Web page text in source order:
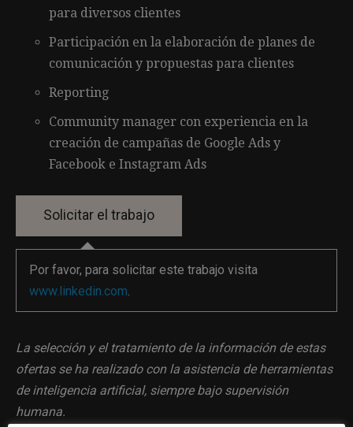
para diversos clientes
Participación en la elaboración de planes de
comunicación y propuestas para clientes
Reporting
Community manager con experiencia en la
creación de campañas de Google Ads y
Facebook e Instagram Ads
Por favor, para solicitar este trabajo visita
www.linkedin.com.
La selección y el tratamiento de la información de estas
ofertas se ha realizado con la asistencia de herramientas
de inteligencia artificial, siempre bajo supervisión
humana.